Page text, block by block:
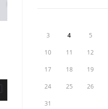
3 4 5
10 11 12
17 18 19
24 25 26
31